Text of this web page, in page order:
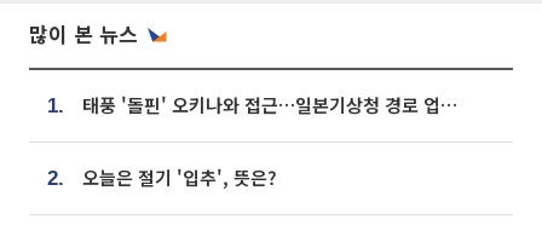
많이 본 뉴스
1. 태풍 '돌핀' 오키나와 접근…일본기상청 경로 업데이트
2. 오늘은 절기 '입추', 뜻은?